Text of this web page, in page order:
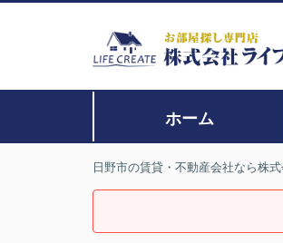
ホーム
日野市の賃貸・不動産会社なら株